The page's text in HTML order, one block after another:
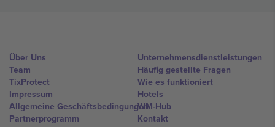
Über Uns
Team
TixProtect
Impressum
Allgemeine Geschäftsbedingungen
Partnerprogramm
Unternehmensdienstleistungen
Häufig gestellte Fragen
Wie es funktioniert
Hotels
WM-Hub
Kontakt